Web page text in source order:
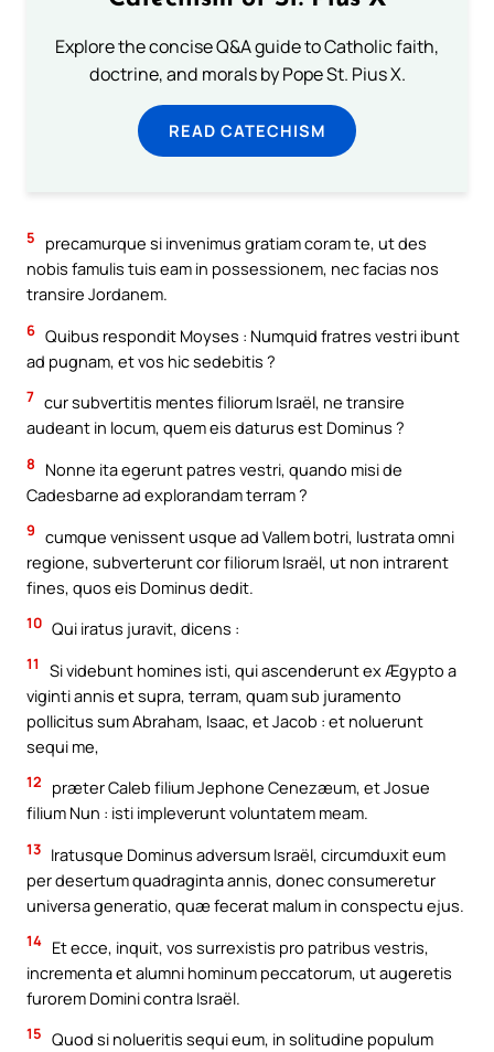
Explore the concise Q&A guide to Catholic faith,
doctrine, and morals by Pope St. Pius X.
READ CATECHISM
5
precamurque si invenimus gratiam coram te, ut des
nobis famulis tuis eam in possessionem, nec facias nos
transire Jordanem.
6 Quibus respondit Moyses : Numquid fratres vestri ibunt
ad pugnam, et vos hic sedebitis ?
7 cur subvertitis mentes filiorum Israël, ne transire
audeant in locum, quem eis daturus est Dominus ?
8
Nonne ita egerunt patres vestri, quando misi de
Cadesbarne ad explorandam terram ?
9 cumque venissent usque ad Vallem botri, lustrata omni
regione, subverterunt cor filiorum Israël, ut non intrarent
fines, quos eis Dominus dedit.
10 Qui iratus juravit, dicens :
11
Si videbunt homines isti, qui ascenderunt ex Ægypto a
viginti annis et supra, terram, quam sub juramento
pollicitus sum Abraham, Isaac, et Jacob : et noluerunt
sequi me,
12
præter Caleb filium Jephone Cenezæum, et Josue
filium Nun : isti impleverunt voluntatem meam.
13 Iratusque Dominus adversum Israël, circumduxit eum
per desertum quadraginta annis, donec consumeretur
universa generatio, quæ fecerat malum in conspectu ejus.
14 Et ecce, inquit, vos surrexistis pro patribus vestris,
incrementa et alumni hominum peccatorum, ut augeretis
furorem Domini contra Israël.
15 Quod si nolueritis sequi eum, in solitudine populum